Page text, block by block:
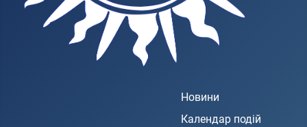
Новини
Календар подій